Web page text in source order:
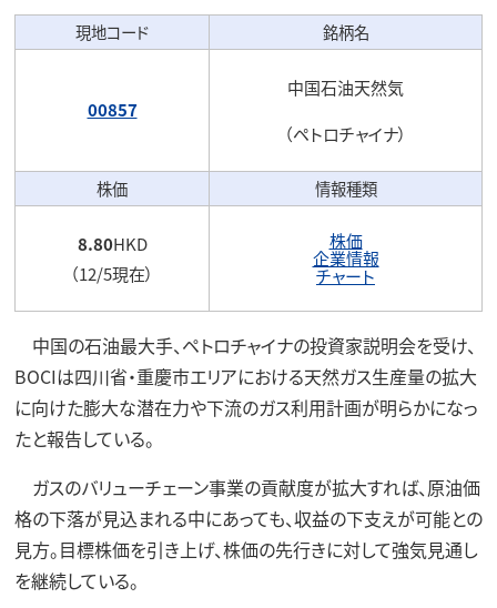
現地コード 銘柄名
00857
中国石油天然気
（ペトロチャイナ）
株価 情報種類
8.80HKD
（12/5現在）
株価
企業情報
チャート
中国の石油最大手、ペトロチャイナの投資家説明会を受け、
BOCIは四川省・重慶市エリアにおける天然ガス生産量の拡大
に向けた膨大な潜在力や下流のガス利用計画が明らかになっ
たと報告している。
ガスのバリューチェーン事業の貢献度が拡大すれば、原油価
格の下落が見込まれる中にあっても、収益の下支えが可能との
見方。目標株価を引き上げ、株価の先行きに対して強気見通し
を継続している。